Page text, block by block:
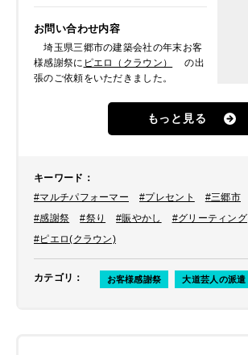
お問い合わせ内容
埼玉県三郷市の建築会社の年末お客
様感謝祭に ピエロ（クラウン）
の出
張のご依頼をいただきました。
もっと見る
キーワード ：
#マルチパフォーマー
#プレセント #三郷市
#感謝祭
#祭り #賑やかし
#グリーティング
#ピエロ(クラウン)
カテゴリ ： お客様感謝祭 大道芸人の派遣